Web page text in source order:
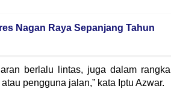
Nagan Raya Sepanjang Tahun
berlalu lintas, juga dalam rangka
pengguna jalan,” kata Iptu Azwar.